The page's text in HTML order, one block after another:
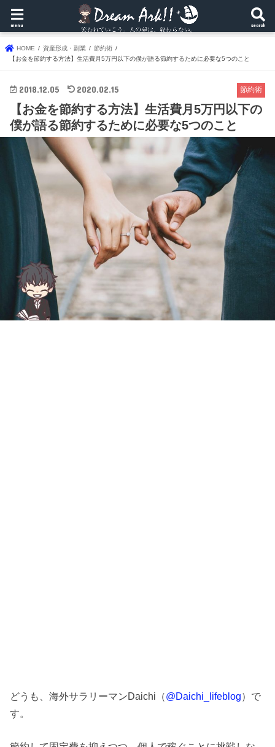
search
menu
HOME 資産形成・副業
節約術
【お金を節約する方法】生活費月5万円以下の僕が語る節約するために必要な5つのこと
節約術
2018.12.05 2020.02.15
【お金を節約する方法】生活費月5万円以下の
僕が語る節約するために必要な5つのこと
どうも、海外サラリーマンDaichi（@Daichi_lifeblog）で
す。